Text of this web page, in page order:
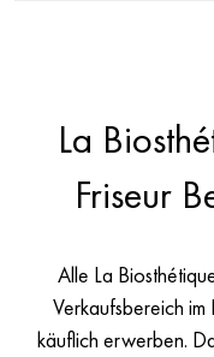
La
Friseur
Alle La
Verkaufsbereich
käuflich erwerben.